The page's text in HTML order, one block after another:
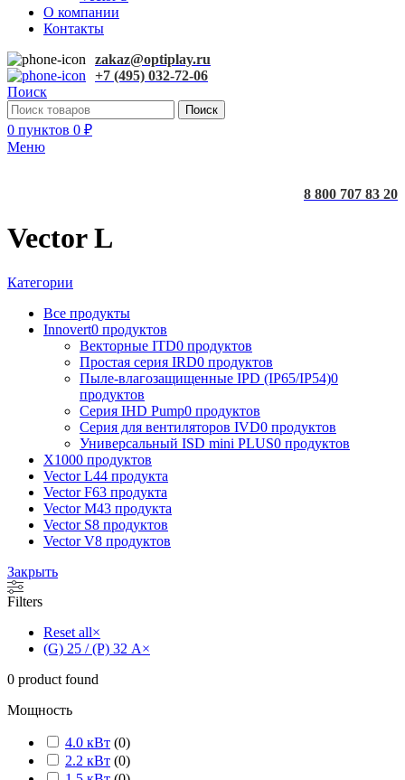
О компании
Контакты
zakaz@optiplay.ru
+7 (495) 032-72-06
Поиск
Поиск
0 пунктов 0 ₽
Меню
8 800 707 83 20
Vector L
Категории
Все продукты
Innovert0 продуктов
Векторные ITD0 продуктов
Простая серия IRD0 продуктов
Пыле-влагозащищенные IPD (IP65/IP54)0
продуктов
Серия IHD Pump0 продуктов
Серия для вентиляторов IVD0 продуктов
Универсальный ISD mini PLUS0 продуктов
X1000 продуктов
Vector L44 продукта
Vector F63 продукта
Vector M43 продукта
Vector S8 продуктов
Vector V8 продуктов
Закрыть
Filters
Reset all×
(G) 25 / (P) 32 А×
0 product found
Мощность
4.0 кВт (0)
2.2 кВт (0)